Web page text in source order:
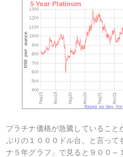
プラチナ価格が急騰していること
ぶりの１０００ドル台。と言って
ナ５年グラフ」で見ると９００～